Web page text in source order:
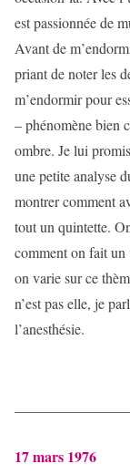
est passionnée de
Avant de
priant de noter les
m’endormir pour
– phénomène bien
ombre. Je lui
une petite analyse
montrer comment
tout un quintette.
comment on fait un
on varie sur ce
n’est pas elle, je
l’anesthésie.
17 mars 1976